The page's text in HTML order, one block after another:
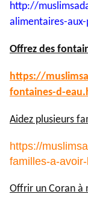
http://
alimentaires-
Offrez des
https://
fontaines-d-
Aidez plusieurs
https://
familles-a-
Offrir un Coran à